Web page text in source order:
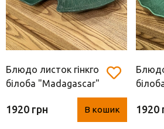
Блюдо листок гінкго
білоба "Madagascar"
зелене ( Easy Life,
35*29 см)
1920 грн В кошик
35*29
1920